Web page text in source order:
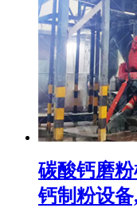
碳酸钙磨
钙制粉设